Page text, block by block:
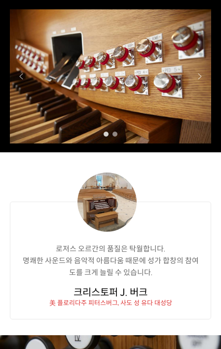
로저스 오르간의 품질은 탁월합니다.
명쾌한 사운드와 음악적 아름다움 때문에 성가 합창의 참여
도를 크게 늘릴 수 있습니다.
크리스토퍼 J. 버크
美 플로리다주 피터스버그, 사도 성 유다 대성당